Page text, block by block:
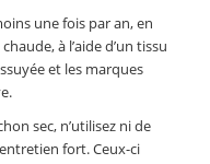
une fois par an, en
à l’aide d’un tissu
et les marques
sec, n’utilisez ni de
fort. Ceux-ci